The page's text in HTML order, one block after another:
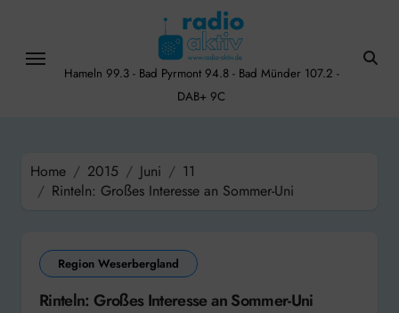
content
Hameln 99.3 - Bad Pyrmont 94.8 - Bad Münder 107.2 -
DAB+ 9C
Home 2015 Juni
11
Rinteln: Großes Interesse an Sommer-Uni
Region Weserbergland
Rinteln: Großes Interesse an Sommer-Uni